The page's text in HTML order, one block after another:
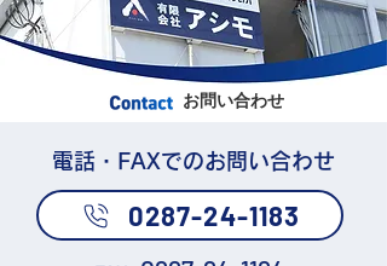
お問い合わせ
電話・FAXでのお問い合わせ
0287-24-1183